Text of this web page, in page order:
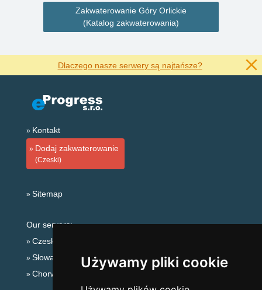
Używamy pliki cookie
Zakwaterowanie Góry Orlickie
(Katalog zakwaterowania)
Dlaczego nasze serwery są najtańsze?
Kontakt
Dodaj zakwaterowanie
(Czeski)
Sitemap
Our servers:
Czeskie Góry
Słowackie góry
Chorwacja